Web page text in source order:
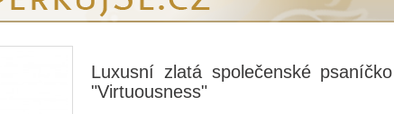
Luxusní zlatá společenské psaníčko
"Virtuousness"